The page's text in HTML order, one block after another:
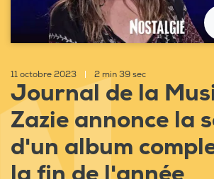
11 octobre 2023 2 min 39 sec
Journal de la
Zazie annonce la
d'un album